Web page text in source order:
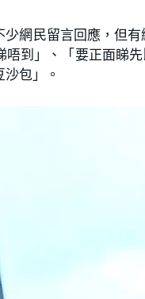
網民留言回應，但
到」、「要正面睇
包」。